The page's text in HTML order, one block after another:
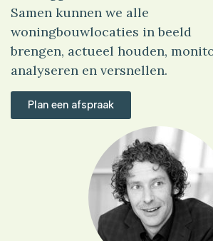
Samen kunnen we alle
woningbouwlocaties in beeld
brengen, actueel houden,
analyseren en versnellen.
Plan een afspraak